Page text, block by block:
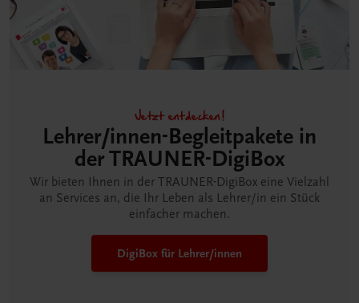
Jetzt entdecken!
Lehrer/innen-Begleitpakete in
der TRAUNER-DigiBox
Wir bieten Ihnen in der TRAUNER-DigiBox eine Vielzahl
an Services an, die Ihr Leben als Lehrer/in ein Stück
einfacher machen.
DigiBox für Lehrer/innen